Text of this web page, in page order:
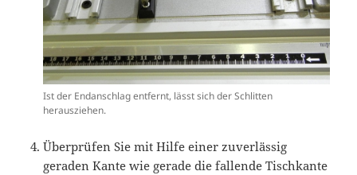
Ist der Endanschlag entfernt, lässt sich der Schlitten
herausziehen.
Überprüfen Sie mit Hilfe einer zuverlässig
geraden Kante wie gerade die fallende Tischkante